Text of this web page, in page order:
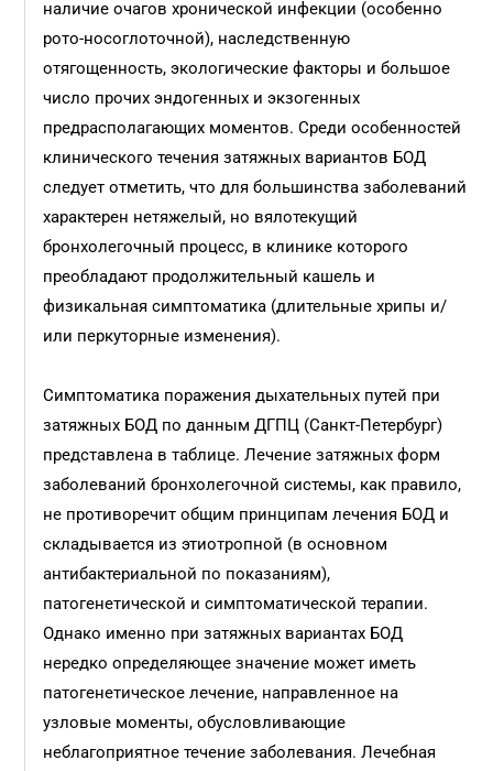
наличие очагов хронической инфекции (особенно
рото-носоглоточной), наследственную
отягощенность, экологические факторы и большое
число прочих эндогенных и экзогенных
предрасполагающих моментов. Среди особенностей
клинического течения затяжных вариантов БОД
следует отметить, что для большинства заболеваний
характерен нетяжелый, но вялотекущий
бронхолегочный процесс, в клинике которого
преобладают продолжительный кашель и
физикальная симптоматика (длительные хрипы и/
или перкуторные изменения).
Симптоматика поражения дыхательных путей при
затяжных БОД по данным ДГПЦ (Санкт-Петербург)
представлена в таблице. Лечение затяжных форм
заболеваний бронхолегочной системы, как правило,
не противоречит общим принципам лечения БОД и
складывается из этиотропной (в основном
антибактериальной по показаниям),
патогенетической и симптоматической терапии.
Однако именно при затяжных вариантах БОД
нередко определяющее значение может иметь
патогенетическое лечение, направленное на
узловые моменты, обусловливающие
неблагоприятное течение заболевания. Лечебная